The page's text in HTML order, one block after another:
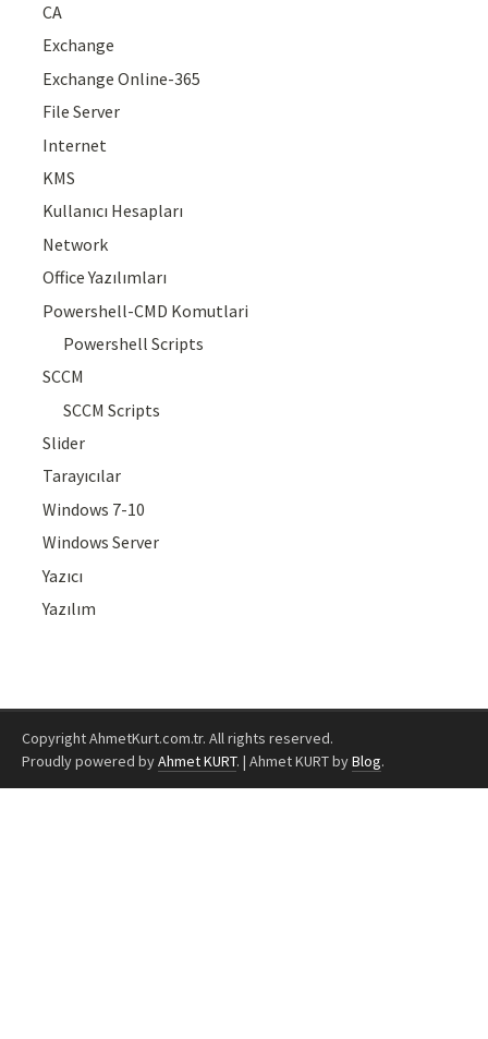
CA
Exchange
Exchange Online-365
File Server
Internet
KMS
Kullanıcı Hesapları
Network
Office Yazılımları
Powershell-CMD Komutlari
Powershell Scripts
SCCM
SCCM Scripts
Slider
Tarayıcılar
Windows 7-10
Windows Server
Yazıcı
Yazılım
Copyright AhmetKurt.com.tr. All rights reserved.
Proudly powered byAhmet KURT. | Ahmet KURT byBlog.